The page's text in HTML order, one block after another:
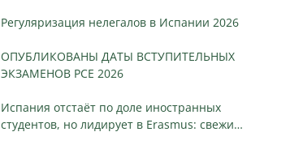
Регуляризация нелегалов в Испании 2026
ОПУБЛИКОВАНЫ ДАТЫ ВСТУПИТЕЛЬНЫХ
ЭКЗАМЕНОВ PCE 2026
Испания отстаёт по доле иностранных
студентов, но лидирует в Erasmus: свежие